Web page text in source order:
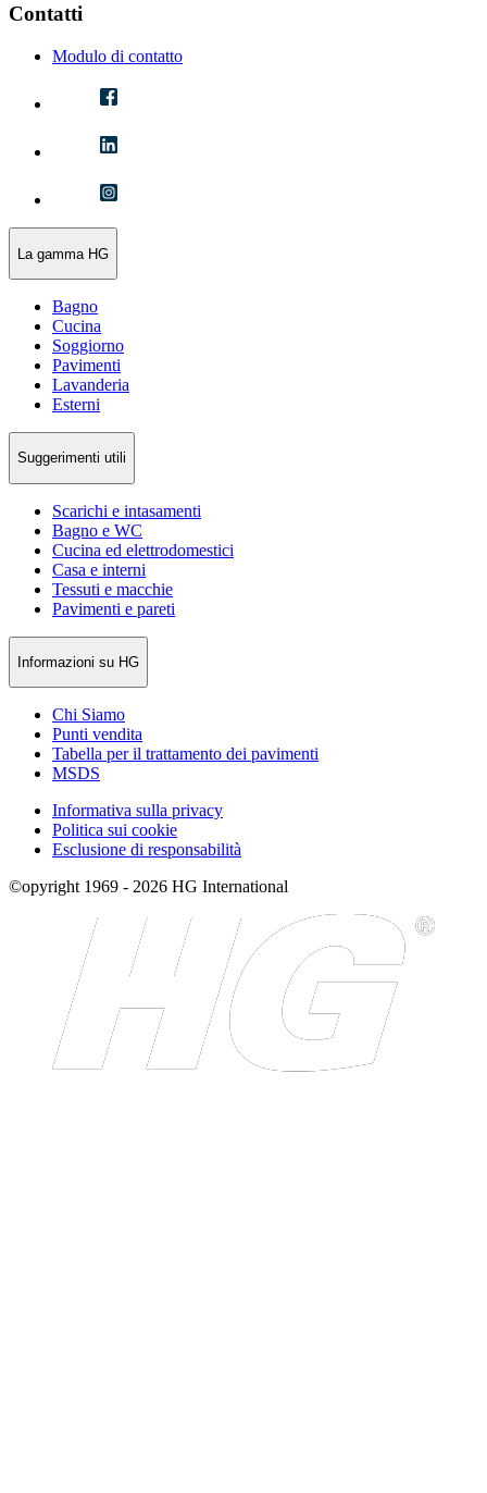
Contatti
Modulo di contatto
La gamma HG
Bagno
Cucina
Soggiorno
Pavimenti
Lavanderia
Esterni
Suggerimenti utili
Scarichi e intasamenti
Bagno e WC
Cucina ed elettrodomestici
Casa e interni
Tessuti e macchie
Pavimenti e pareti
Informazioni su HG
Chi Siamo
Punti vendita
Tabella per il trattamento dei pavimenti
MSDS
Informativa sulla privacy
Politica sui cookie
Esclusione di responsabilità
©opyright 1969 - 2026 HG International